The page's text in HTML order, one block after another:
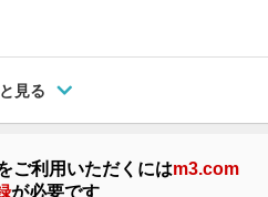
見る
ご利用いただくにはm3.com
が必要です